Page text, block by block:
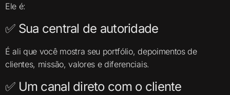
Ele é:
✅ Sua central de autoridade
É ali que você mostra seu portfólio, depoimentos de
clientes, missão, valores e diferenciais.
✅ Um canal direto com o cliente